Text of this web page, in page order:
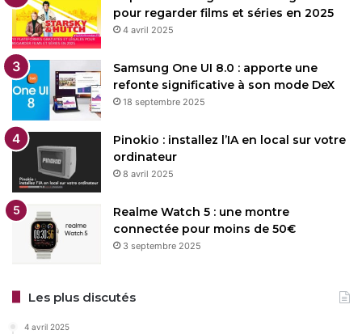
pour regarder films et séries en 2025
4 avril 2025
Samsung One UI 8.0 : apporte une
refonte significative à son mode DeX
18 septembre 2025
Pinokio : installez l’IA en local sur votre
ordinateur
8 avril 2025
Realme Watch 5 : une montre
connectée pour moins de 50€
3 septembre 2025
Les plus discutés
4 avril 2025